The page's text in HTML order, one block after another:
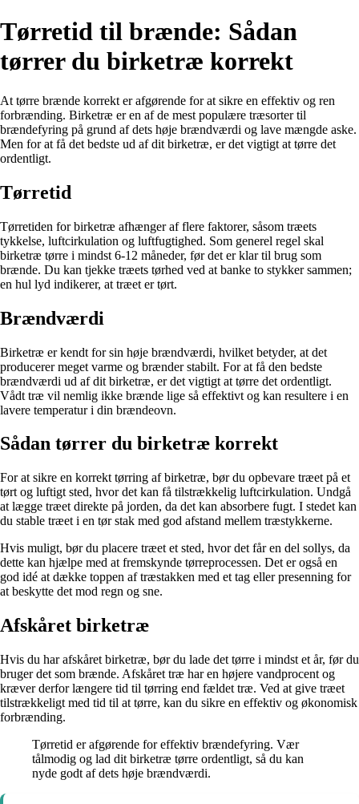
Tørretid til brænde: Sådan
tørrer du birketræ korrekt
At tørre brænde korrekt er afgørende for at sikre en effektiv og ren
forbrænding. Birketræ er en af de mest populære træsorter til
brændefyring på grund af dets høje brændværdi og lave mængde aske.
Men for at få det bedste ud af dit birketræ, er det vigtigt at tørre det
ordentligt.
Tørretid
Tørretiden for birketræ afhænger af flere faktorer, såsom træets
tykkelse, luftcirkulation og luftfugtighed. Som generel regel skal
birketræ tørre i mindst 6-12 måneder, før det er klar til brug som
brænde. Du kan tjekke træets tørhed ved at banke to stykker sammen;
en hul lyd indikerer, at træet er tørt.
Brændværdi
Birketræ er kendt for sin høje brændværdi, hvilket betyder, at det
producerer meget varme og brænder stabilt. For at få den bedste
brændværdi ud af dit birketræ, er det vigtigt at tørre det ordentligt.
Vådt træ vil nemlig ikke brænde lige så effektivt og kan resultere i en
lavere temperatur i din brændeovn.
Sådan tørrer du birketræ korrekt
For at sikre en korrekt tørring af birketræ, bør du opbevare træet på et
tørt og luftigt sted, hvor det kan få tilstrækkelig luftcirkulation. Undgå
at lægge træet direkte på jorden, da det kan absorbere fugt. I stedet kan
du stable træet i en tør stak med god afstand mellem træstykkerne.
Hvis muligt, bør du placere træet et sted, hvor det får en del sollys, da
dette kan hjælpe med at fremskynde tørreprocessen. Det er også en
god idé at dække toppen af træstakken med et tag eller presenning for
at beskytte det mod regn og sne.
Afskåret birketræ
Hvis du har afskåret birketræ, bør du lade det tørre i mindst et år, før du
bruger det som brænde. Afskåret træ har en højere vandprocent og
kræver derfor længere tid til tørring end fældet træ. Ved at give træet
tilstrækkeligt med tid til at tørre, kan du sikre en effektiv og økonomisk
forbrænding.
Tørretid er afgørende for effektiv brændefyring. Vær
tålmodig og lad dit birketræ tørre ordentligt, så du kan
nyde godt af dets høje brændværdi.